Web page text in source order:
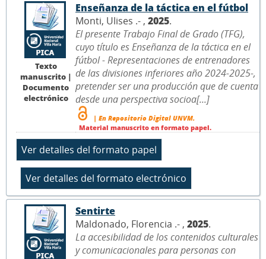
Texto
manuscrito |
Documento
electrónico
Enseñanza de la táctica en el fútbol
Monti, Ulises .- , 2025.
El presente Trabajo Final de Grado (TFG),
cuyo título es Enseñanza de la táctica en el
fútbol - Representaciones de entrenadores
de las divisiones inferiores año 2024-2025-,
pretender ser una producción que de cuenta
desde una perspectiva socioa[...]
| En Repositorio Digital UNVM.
Material manuscrito en formato papel.
Sentirte
Maldonado, Florencia .- , 2025.
La accesibilidad de los contenidos culturales
y comunicacionales para personas con